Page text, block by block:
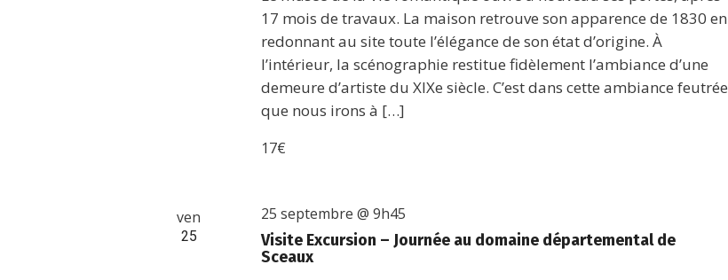
17 mois de travaux. La maison retrouve son apparence de 1830 en
redonnant au site toute l’élégance de son état d’origine. À
l’intérieur, la scénographie restitue fidèlement l’ambiance d’une
demeure d’artiste du XIXe siècle. C’est dans cette ambiance feutrée
que nous irons à […]
17€
ven
25
Visite Excursion – Journée au domaine départemental de
Sceaux
25 septembre @ 9h45